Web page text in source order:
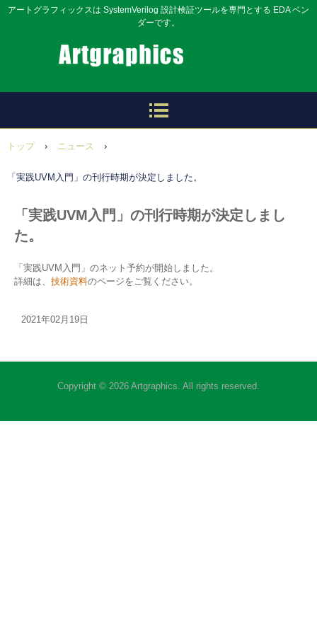
アートグラフィックスは SystemVerilog 設計検証ツールを専門とする EDA ベン
ダーです。
トップ › ニュース ›
「実践UVM入門」の刊行時期が決定しました。
「実践UVM入門」の刊行時期が決定しまし
た。
「実践UVM入門」のネット予約が開始しました。
詳細は、 技術資料のページをご覧ください。
2021年02月19日
Copyright © 2026 Artgraphics. All rights reserved.